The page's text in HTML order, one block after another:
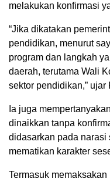
melakukan konfirmasi
“Jika dikatakan
pendidikan, menurut
program dan langkah
daerah, terutama Wali
sektor pendidikan,”
Ia juga
dinaikkan tanpa
didasarkan pada narasi
mematikan karakter
Termasuk